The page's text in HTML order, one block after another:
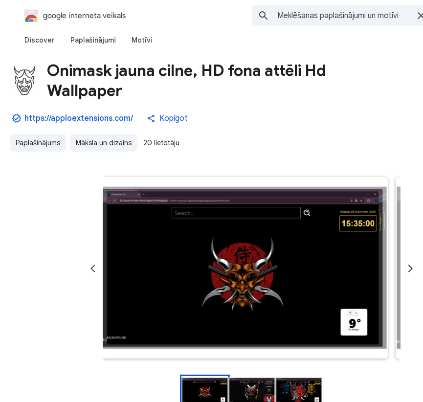
google interneta veikals
Discover Paplašinājumi Motīvi
Onimask jauna cilne, HD fona attēli Hd
Wallpaper
https://apploextensions.com/ Kopīgot
Paplašinājums Māksla un dizains 20 lietotāju